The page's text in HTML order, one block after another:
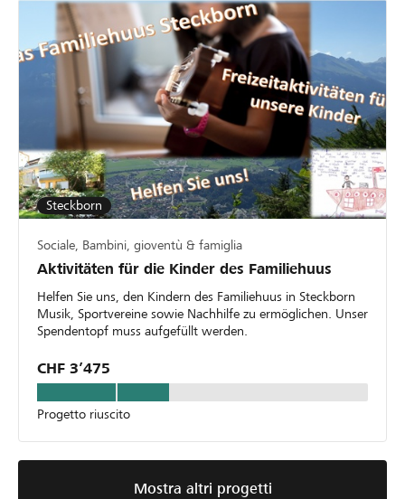
Steckborn
Sociale, Bambini, gioventù & famiglia
Aktivitäten für die Kinder des Familiehuus
Helfen Sie uns, den Kindern des Familiehuus in Steckborn
Musik, Sportvereine sowie Nachhilfe zu ermöglichen. Unser
Spendentopf muss aufgefüllt werden.
CHF 3’475
Progetto riuscito
Mostra altri progetti